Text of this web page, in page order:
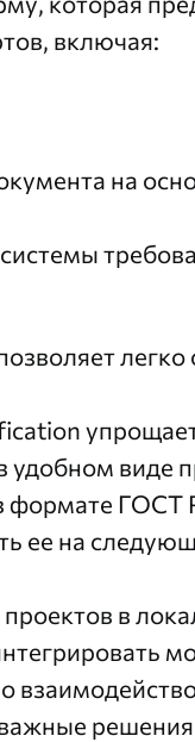
включая:
на
легко
удобном виде
формате ГОСТ
ее на
в